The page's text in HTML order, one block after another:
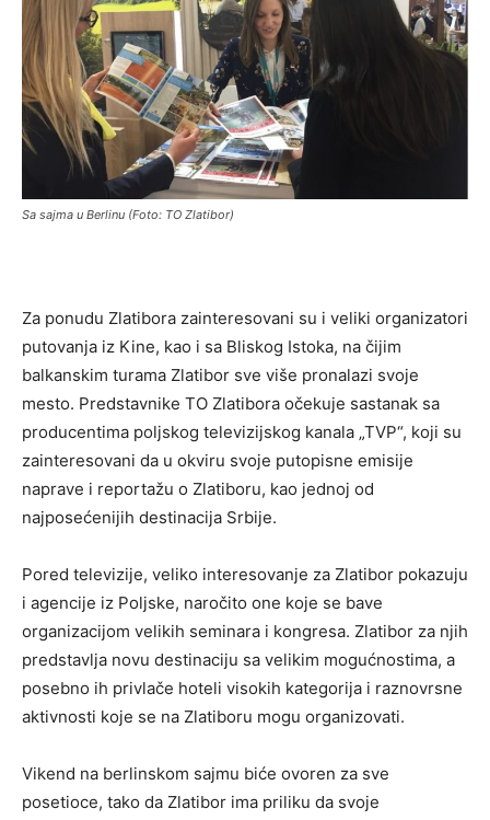
Sa sajma u Berlinu (Foto: TO Zlatibor)
Za ponudu Zlatibora zainteresovani su i veliki organizatori
putovanja iz Kine, kao i sa Bliskog Istoka, na čijim
balkanskim turama Zlatibor sve više pronalazi svoje
mesto. Predstavnike TO Zlatibora očekuje sastanak sa
producentima poljskog televizijskog kanala „TVP“, koji su
zainteresovani da u okviru svoje putopisne emisije
naprave i reportažu o Zlatiboru, kao jednoj od
najposećenijih destinacija Srbije.
Pored televizije, veliko interesovanje za Zlatibor pokazuju
i agencije iz Poljske, naročito one koje se bave
organizacijom velikih seminara i kongresa. Zlatibor za njih
predstavlja novu destinaciju sa velikim mogućnostima, a
posebno ih privlače hoteli visokih kategorija i raznovrsne
aktivnosti koje se na Zlatiboru mogu organizovati.
Vikend na berlinskom sajmu biće ovoren za sve
posetioce, tako da Zlatibor ima priliku da svoje